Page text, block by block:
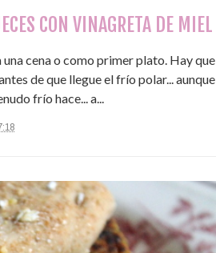
CON VINAGRETA DE MIEL
cena o como primer plato. Hay que
de que llegue el frío polar... aunque
frío hace... a...